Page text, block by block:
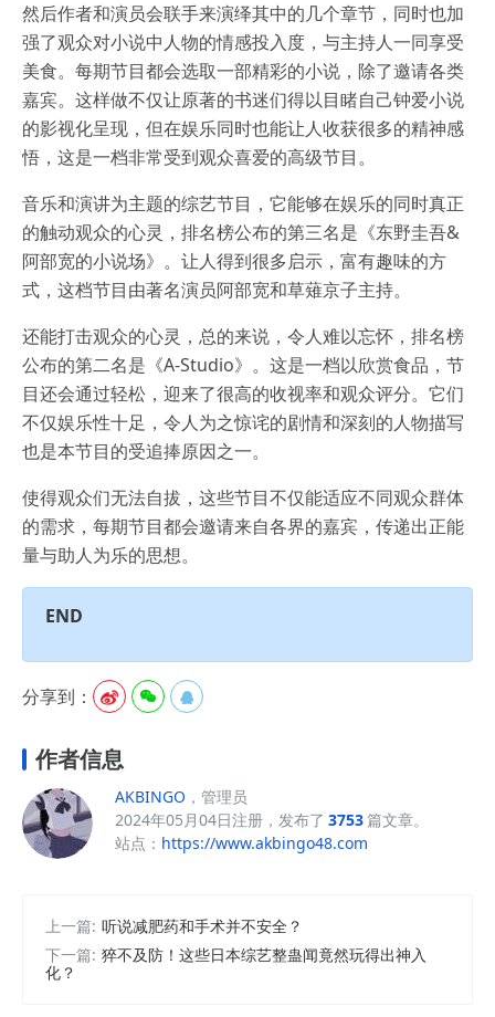
然后作者和演员会联手来演绎其中的几个章节，同时也加
强了观众对小说中人物的情感投入度，与主持人一同享受
美食。每期节目都会选取一部精彩的小说，除了邀请各类
嘉宾。这样做不仅让原著的书迷们得以目睹自己钟爱小说
的影视化呈现，但在娱乐同时也能让人收获很多的精神感
悟，这是一档非常受到观众喜爱的高级节目。
音乐和演讲为主题的综艺节目，它能够在娱乐的同时真正
的触动观众的心灵，排名榜公布的第三名是《东野圭吾&
阿部宽的小说场》。让人得到很多启示，富有趣味的方
式，这档节目由著名演员阿部宽和草薙京子主持。
还能打击观众的心灵，总的来说，令人难以忘怀，排名榜
公布的第二名是《A-Studio》。这是一档以欣赏食品，节
目还会通过轻松，迎来了很高的收视率和观众评分。它们
不仅娱乐性十足，令人为之惊诧的剧情和深刻的人物描写
也是本节目的受追捧原因之一。
使得观众们无法自拔，这些节目不仅能适应不同观众群体
的需求，每期节目都会邀请来自各界的嘉宾，传递出正能
量与助人为乐的思想。
END
分享到：   
作者信息
AKBINGO ，管理员
2024年05月04日注册，发布了 3753篇文章。
站点： https://www.akbingo48.com
上一篇: 听说减肥药和手术并不安全？
下一篇: 猝不及防！这些日本综艺整蛊闻竟然玩得出神入
化？